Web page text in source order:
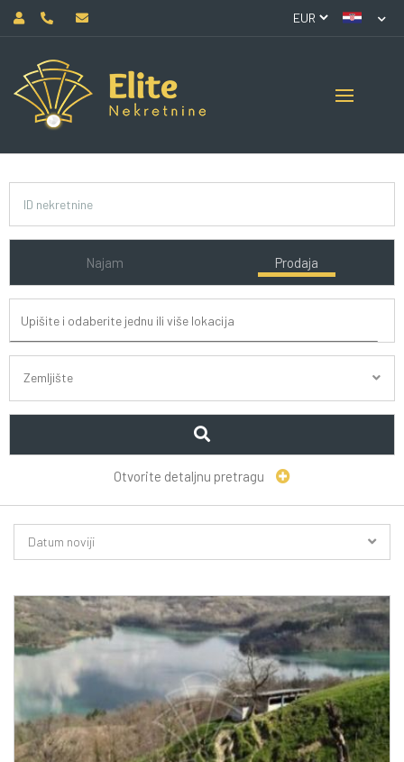
Najam Prodaja
Zemljište
Otvorite detaljnu pretragu
Datum noviji